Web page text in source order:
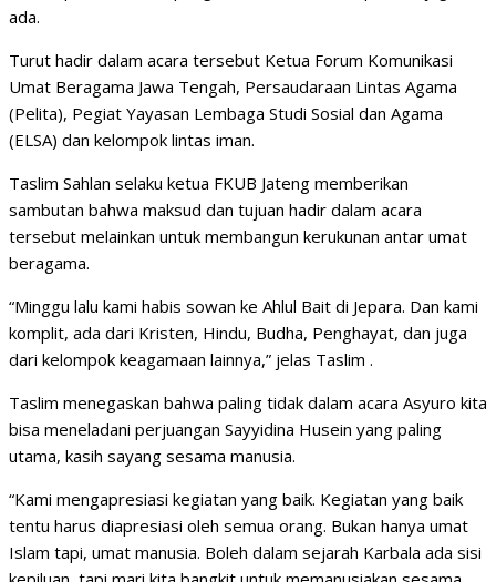
ada.
Turut hadir dalam acara tersebut Ketua Forum Komunikasi
Umat Beragama Jawa Tengah, Persaudaraan Lintas Agama
(Pelita), Pegiat Yayasan Lembaga Studi Sosial dan Agama
(ELSA) dan kelompok lintas iman.
Taslim Sahlan selaku ketua FKUB Jateng memberikan
sambutan bahwa maksud dan tujuan hadir dalam acara
tersebut melainkan untuk membangun kerukunan antar umat
beragama.
“Minggu lalu kami habis sowan ke Ahlul Bait di Jepara. Dan kami
komplit, ada dari Kristen, Hindu, Budha, Penghayat, dan juga
dari kelompok keagamaan lainnya,” jelas Taslim .
Taslim menegaskan bahwa paling tidak dalam acara Asyuro kita
bisa meneladani perjuangan Sayyidina Husein yang paling
utama, kasih sayang sesama manusia.
“Kami mengapresiasi kegiatan yang baik. Kegiatan yang baik
tentu harus diapresiasi oleh semua orang. Bukan hanya umat
Islam tapi, umat manusia. Boleh dalam sejarah Karbala ada sisi